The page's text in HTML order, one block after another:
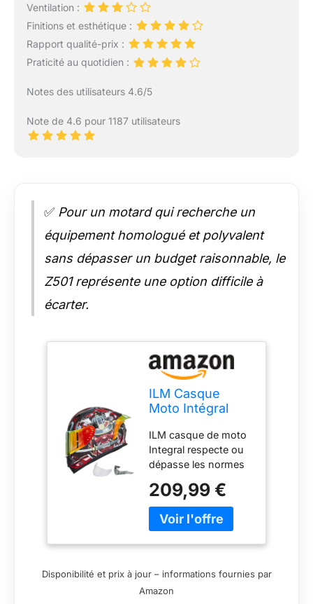
Ventilation :
Finitions et esthétique :
Rapport qualité-prix :
Praticité au quotidien :
Notes des utilisateurs 4.6/5
Note de 4.6 pour 1187 utilisateurs
✅ Pour un motard qui recherche un
équipement homologué et polyvalent
sans dépasser un budget raisonnable, le
Z501 représente une option difficile à
écarter.
ILM Casque
Moto Intégral
Femme-Casque
de Moto avec 2
Visières
Compatible avec
Pinlock
Transparent et
Teinté-Casque
de Motocross
Modèle ECE
Red,L
ILM casque de moto
Integral respecte ou
dépasse les normes
22.06 et FMVSS-218,
DOT. Le verrou de
visière maintient la
conduite à grande
vitesse, garantissant
209,99 €
Disponibilité et prix à jour – informations fournies par
Amazon